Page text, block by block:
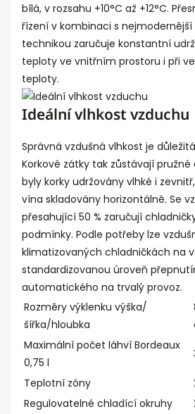
bílá, v rozsahu +10°C až +12°C.
řízení v kombinaci s
technikou zaručuje konstantní
teploty ve vnitřním prostoru i při
teploty.
Ideální vlhkost vzduchu
Správná vzdušná vlhkost je
Korkové zátky tak zůstávají
byly korky udržovány vlhké i
vína skladovány horizontálně. Se
přesahující 50 % zaručují
podmínky. Podle potřeby lze
klimatizovaných chladničkách na
standardizovanou úroveň
automatického na trvalý provoz.
Rozměry výklenku výška/
šířka/hloubka
Maximální počet láhví Bordeaux
0,75 l
Teplotní zóny
Regulovatelné chladící okruhy